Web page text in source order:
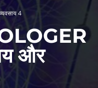
4
और